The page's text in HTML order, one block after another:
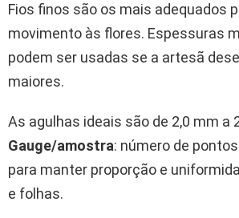
Fios finos são os mais adequados
movimento às flores. Espessuras
podem ser usadas se a artesã
maiores.
As agulhas ideais são de 2,0 mm a
Gauge/amostra: número de
para manter proporção e
e folhas.